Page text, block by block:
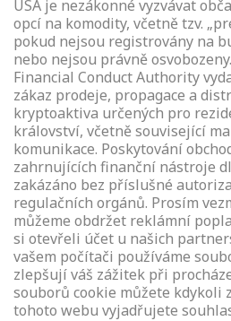
USA je nezákonné vyzvávat
opcí na komodity, včetně tzv.
pokud nejsou registrovány na
nebo nejsou právně
Financial Conduct Authority
zákaz prodeje, propagace a
kryptoaktiva určených pro
království, včetně související
komunikace. Poskytování
zahrnujících finanční nástroje
zakázáno bez příslušné
regulačních orgánů. Prosím
můžeme obdržet reklámní
si otevřeli účet u našich
vašem počítači používáme
zlepšují váš zážitek při
souborů cookie můžete kdykoli
tohoto webu vyjadřujete